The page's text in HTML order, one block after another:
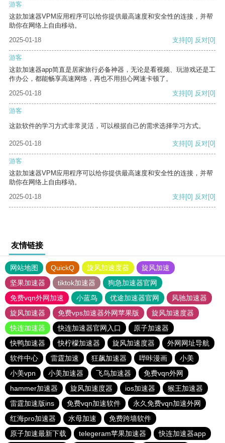
游客
这款加速器VPM应用程序可以给你提供最高速度和安全性的连接，并帮
助你在网络上自由移动。
2025-01-18
支持[0] 反对[0]
游客
这款加速器app简直是居家旅行必备神器，无论是看视频、玩游戏还是工
作办公，都能畅享高速网络，再也不用担心网速卡顿了。
2025-01-18
支持[0] 反对[0]
游客
这款软件的学习方式非常灵活，可以根据自己的需求选择学习方式。
2025-01-18 支持[0] 反对[0]
游客
这款加速器VPM应用程序可以给你提供最高速度和安全性的连接，并帮
助你在网络上自由移动。
2025-01-18
支持[0] 反对[0]
友情链接
网站地图 QuickQ 旋风加速度器
旋风加速
坚果加速器
tiktok加速器
狗急加速器官网
免费vqn外网加速
小蓝鸟 优途加速器官网
风驰加速器
旋风加速器
免费vps加速器外网苹果版
旋风加速度器
快连加速器
快连加速器官网入口
原子加速器
快鸭加速器
快柠檬加速器 旋风加速度器
外网网址导航
软件中心
雷霆加速 狂飙加速器 哔咔漫画
小美
小美vpn
小美加速器 飞鸟加速器
免费vqn外网
hammer加速器
旋风加速度器 ios加速器
猴王加速器
雷霆加速版ins
免费vqn加速软件
永久免费vqn加速外网
红海pro加速器
水母加速
免费跨墙软件
原子加速最新下载
telegeram苹果加速器 快连加速器app